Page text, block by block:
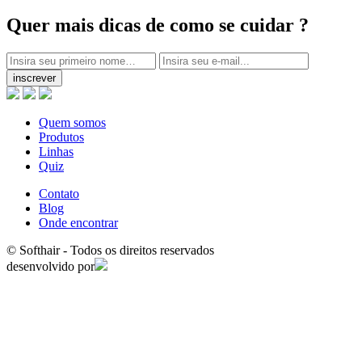
Quer mais dicas de como se cuidar ?
inscrever
Quem somos
Produtos
Linhas
Quiz
Contato
Blog
Onde encontrar
© Softhair - Todos os direitos reservados
desenvolvido por